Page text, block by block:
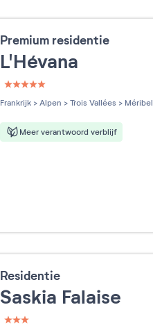
Premium residentie
L'Hévana
5 étoiles sur 5
Frankrijk > Alpen > Trois Vallées > Méribel
Meer verantwoord verblijf
Residentie
Saskia Falaise